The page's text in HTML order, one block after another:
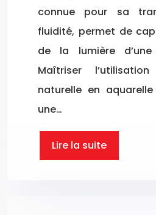
connue pour sa
fluidité, permet de
de la lumière d’une
Maîtriser
naturelle en
une…
Lire la suite